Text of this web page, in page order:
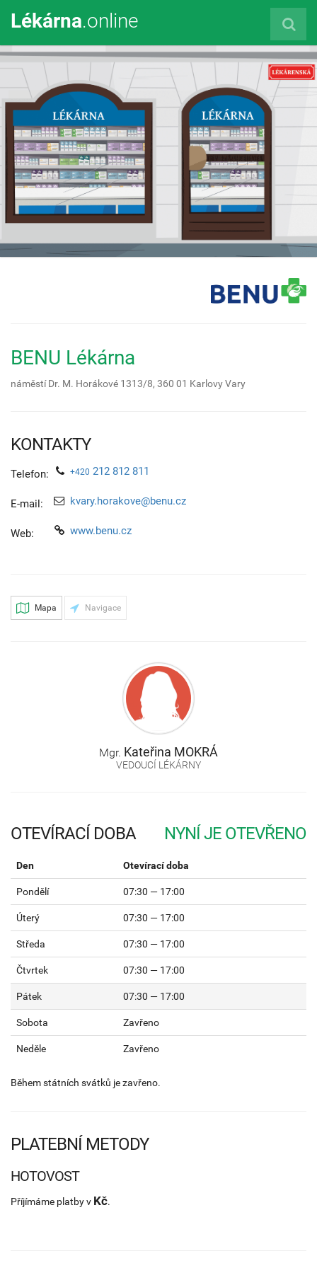
Lékárna.online
BENU Lékárna
náměstí Dr. M. Horákové 1313/8, 360 01 Karlovy Vary
KONTAKTY
Telefon: +420 212 812 811
E-mail: kvary.horakove@benu.cz
Web: www.benu.cz
Mapa Navigace
Mgr. Kateřina MOKRÁ
VEDOUCÍ LÉKÁRNY
OTEVÍRACÍ DOBA
Den Otevírací doba
Pondělí 07:30 — 17:00
Úterý 07:30 — 17:00
Středa 07:30 — 17:00
Čtvrtek 07:30 — 17:00
Pátek 07:30 — 17:00
Sobota Zavřeno
Neděle Zavřeno
Během státních svátků je zavřeno.
PLATEBNÍ METODY
HOTOVOST
Příjímáme platby v Kč.